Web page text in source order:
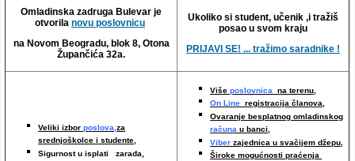
Omladinska zadruga Bulevar je
otvorila novu poslovnicu
na Novom Beogradu, blok 8, Otona
Župančića 32a.
Ukoliko si student, učenik ,i tražiš
posao u svom kraju
PRIJAVI SE! ... tražimo saradnike !
Veliki izbor poslova,za
srednjoškolce i studente,
Sigurnost u isplati zarada,
Više poslovnica na terenu,
On Line registracija članova,
Ovaranje besplatnog omladinskog
računa u banci,
Viber zajednica u svačijem džepu,
Široke mogućnosti praćenja